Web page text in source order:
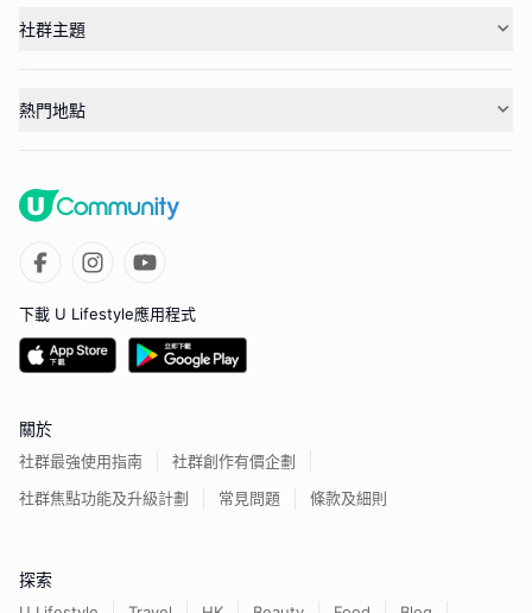
社群主題
熱門地點
下載 U Lifestyle應用程式
關於
社群最強使用指南
社群創作有價企劃
社群焦點功能及升級計劃
常見問題 條款及細則
探索